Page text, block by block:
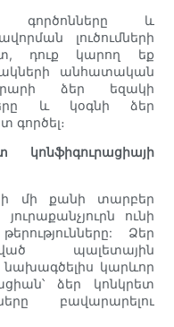
և
լուծումների
դուք կարող եք
անհատական
ձեր եզակի
և կօգնի ձեր
գործել։
մի քանի տարբեր
ունի
Ձեր
պալետային
կարևոր
ձեր կոնկրետ
բավարարելու